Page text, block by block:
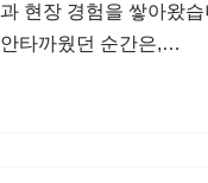
과 현장 경험을 쌓아왔
안타까웠던 순간은,…